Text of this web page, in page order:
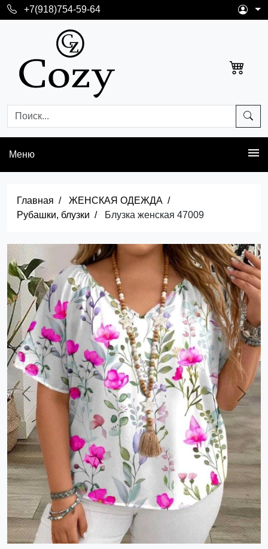
+7(918)754-59-64
Меню
Главная
ЖЕНСКАЯ ОДЕЖДА
Рубашки, блузки
Блузка женская 47009
Previous Next